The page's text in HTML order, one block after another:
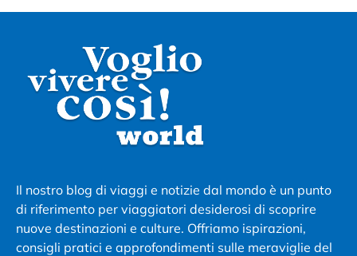
Il nostro blog di viaggi e notizie dal mondo è un punto
di riferimento per viaggiatori desiderosi di scoprire
nuove destinazioni e culture. Offriamo ispirazioni,
consigli pratici e approfondimenti sulle meraviglie del